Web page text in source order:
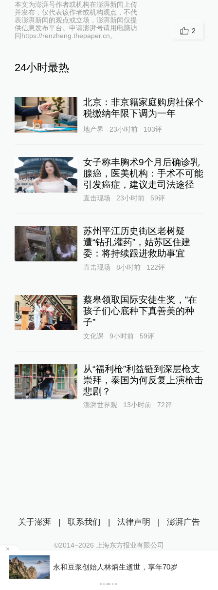
本文为澎湃号作者或机构在澎湃新闻上传
并发布，仅代表该作者或机构观点，不代
表澎湃新闻的观点或立场，澎湃新闻仅提
供信息发布平台。申请澎湃号请用电脑访
问https://renzheng.thepaper.cn。
2
24小时最热
北京：非京籍家庭购房社保个
税缴纳年限下调为一年
地产界 23小时前 103评
女子称丰胸术9个月后确诊乳
腺癌，医美机构：手术不可能
引发癌症，建议走司法途径
直击现场 23小时前 59评
苏州平江历史街区老树疑
遭“钻孔灌药”，姑苏区住建
委：将持续跟进救助事宜
直击现场 8小时前 122评
蔡皋领取国际安徒生奖，“在
孩子们心底种下真善美的种
子”
文化课 9小时前 59评
从“福利枪”利益链到深层枪支
崇拜，泰国为何反复上演枪击
悲剧？
澎湃世界观 13小时前 72评
永和豆浆创始人林炳生逝世，享年70岁
关于澎湃 | 联系我们 | 法律声明 | 澎湃广告
©2014~2026 上海东方报业有限公司
沪ICP证：沪B2-20170116 | 沪ICP备14003370号
互联网新闻信息服务许可证：31120170006
沪公网安备 31010602000299号